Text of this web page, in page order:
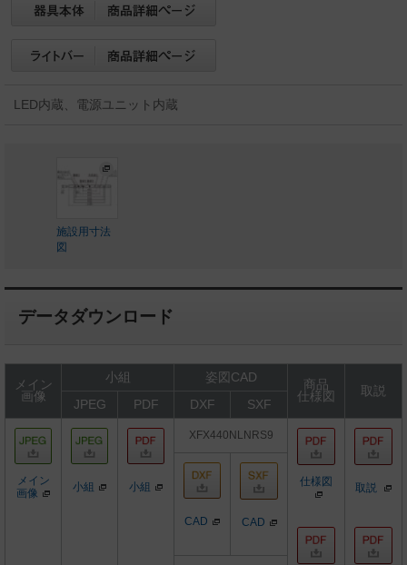
LED内蔵、電源ユニット内蔵
施設用寸法
図
データダウンロード
メイン
画像
小組 姿図CAD
商品
仕様図
取説
JPEG
PDF DXF SXF
メイン
画像
小組 小組
XFX440NLNRS9
仕様図 取説
CAD CAD